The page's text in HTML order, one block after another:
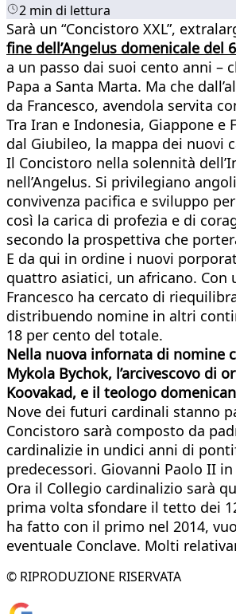
2 min di lettura
Sarà un “Concistoro XXL”,
fine dell’Angelus domenicale
a un passo dai suoi cento anni –
Papa a Santa Marta. Ma che
da Francesco, avendola servita
Tra Iran e Indonesia, Giappone e
dal Giubileo, la mappa dei nuovi
Il Concistoro nella solennità
nell’Angelus. Si privilegiano
convivenza pacifica e sviluppo
così la carica di profezia e di
secondo la prospettiva che
E da qui in ordine i nuovi
quattro asiatici, un africano. Con
Francesco ha cercato di
distribuendo nomine in altri
18 per cento del totale.
Nella nuova infornata di nomine
Mykola Bychok, l’arcivescovo di
Koovakad, e il teologo
Nove dei futuri cardinali stanno
Concistoro sarà composto da
cardinalizie in undici anni di
predecessori. Giovanni Paolo II
Ora il Collegio cardinalizio sarà
prima volta sfondare il tetto dei
ha fatto con il primo nel 2014,
eventuale Conclave. Molti
© RIPRODUZIONE RISERVATA